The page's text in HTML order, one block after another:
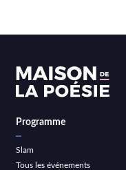
Programme
Slam
Tous les événements